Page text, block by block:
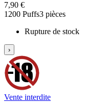
7,90 €
1200 Puffs3 pièces
Rupture de stock
›
Vente interdite